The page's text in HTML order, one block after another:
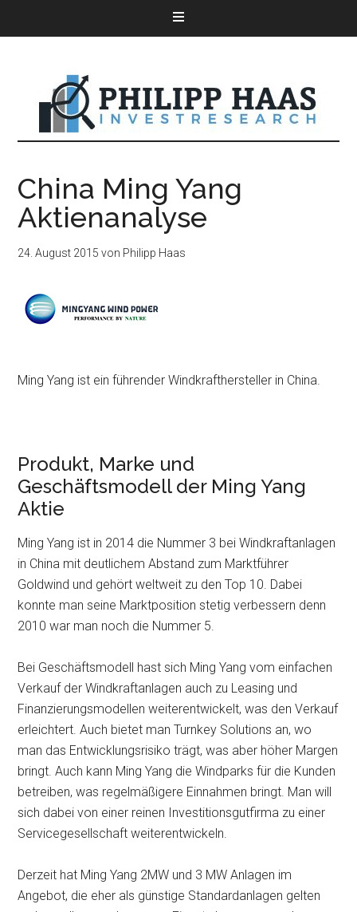
China Ming Yang
Aktienanalyse
24. August 2015 von Philipp Haas
Ming Yang ist ein führender Windkrafthersteller in China.
Produkt, Marke und
Geschäftsmodell der Ming Yang
Aktie
Ming Yang ist in 2014 die Nummer 3 bei Windkraftanlagen
in China mit deutlichem Abstand zum Marktführer
Goldwind und gehört weltweit zu den Top 10. Dabei
konnte man seine Marktposition stetig verbessern denn
2010 war man noch die Nummer 5.
Bei Geschäftsmodell hast sich Ming Yang vom einfachen
Verkauf der Windkraftanlagen auch zu Leasing und
Finanzierungsmodellen weiterentwickelt, was den Verkauf
erleichtert. Auch bietet man Turnkey Solutions an, wo
man das Entwicklungsrisiko trägt, was aber höher Margen
bringt. Auch kann Ming Yang die Windparks für die Kunden
betreiben, was regelmäßigere Einnahmen bringt. Man will
sich dabei von einer reinen Investitionsgutfirma zu einer
Servicegesellschaft weiterentwickeln.
Derzeit hat Ming Yang 2MW und 3 MW Anlagen im
Angebot, die eher als günstige Standardanlagen gelten